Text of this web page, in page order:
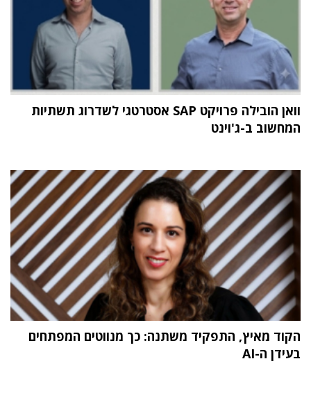
וואן הובילה פרויקט SAP אסטרטגי לשדרוג תשתיות
המחשוב ב-ג'וינט
הקוד מאיץ, התפקיד משתנה: כך מנווטים המפתחים
בעידן ה-AI